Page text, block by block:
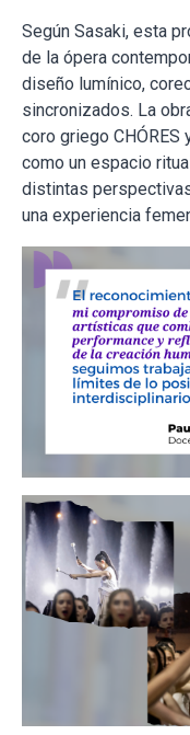
Según Sasaki, esta
de la ópera
diseño lumínico,
sincronizados. La
coro griego
como un espacio
distintas
una experiencia